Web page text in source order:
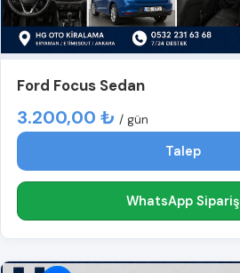
Ford Focus Sedan
3.200,00 ₺ / gün
Talep
WhatsApp Sipariş